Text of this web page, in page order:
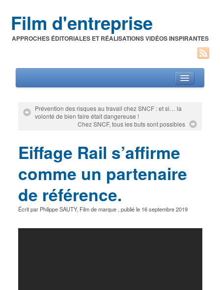
Film d'entreprise
APPROCHES ÉDITORIALES ET RÉALISATIONS VIDÉOS INSPIRANTES
Films d’entreprise
Festivals du film corporate
Prévention des risques au travail chez SNCF : et si… la
volonté de bien faire était dangereuse !
Chez SNCF, tous les buts sont possibles
Eiffage Rail s’affirme
comme un partenaire
de référence.
Écrit par Philippe SAUTY, Film de marque, publié le 16 septembre 2019